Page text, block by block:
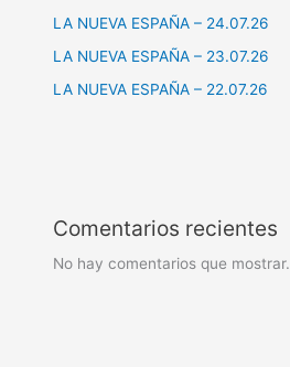
LA NUEVA ESPAÑA – 24.07.26
LA NUEVA ESPAÑA – 23.07.26
LA NUEVA ESPAÑA – 22.07.26
Comentarios recientes
No hay comentarios que mostrar.